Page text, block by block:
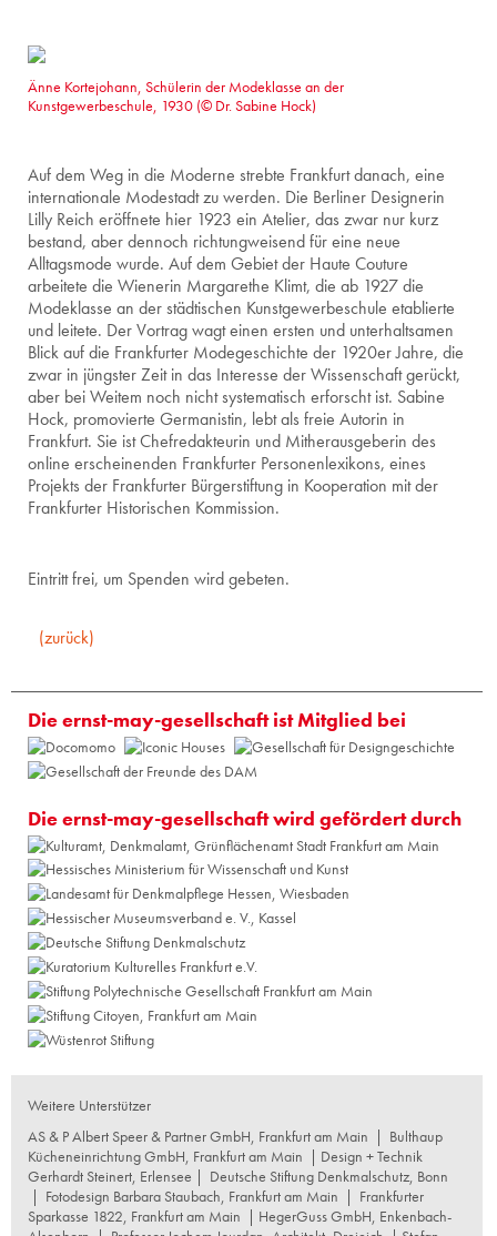
Änne Kortejohann, Schülerin der Modeklasse an der
Kunstgewerbeschule, 1930 (© Dr. Sabine Hock)
Auf dem Weg in die Moderne strebte Frankfurt danach, eine
internationale Modestadt zu werden. Die Berliner Designerin
Lilly Reich eröffnete hier 1923 ein Atelier, das zwar nur kurz
bestand, aber dennoch richtungweisend für eine neue
Alltagsmode wurde. Auf dem Gebiet der Haute Couture
arbeitete die Wienerin Margarethe Klimt, die ab 1927 die
Modeklasse an der städtischen Kunstgewerbeschule etablierte
und leitete. Der Vortrag wagt einen ersten und unterhaltsamen
Blick auf die Frankfurter Modegeschichte der 1920er Jahre, die
zwar in jüngster Zeit in das Interesse der Wissenschaft gerückt,
aber bei Weitem noch nicht systematisch erforscht ist. Sabine
Hock, promovierte Germanistin, lebt als freie Autorin in
Frankfurt. Sie ist Chefredakteurin und Mitherausgeberin des
online erscheinenden Frankfurter Personenlexikons, eines
Projekts der Frankfurter Bürgerstiftung in Kooperation mit der
Frankfurter Historischen Kommission.
Eintritt frei, um Spenden wird gebeten.
(zurück)
Die ernst-may-gesellschaft ist Mitglied bei
Die ernst-may-gesellschaft wird gefördert durch
Weitere Unterstützer
AS & P Albert Speer & Partner GmbH, Frankfurt am Main | Bulthaup
Kücheneinrichtung GmbH, Frankfurt am Main | Design + Technik
Gerhardt Steinert, Erlensee | Deutsche Stiftung Denkmalschutz, Bonn
| Fotodesign Barbara Staubach, Frankfurt am Main | Frankfurter
Sparkasse 1822, Frankfurt am Main | HegerGuss GmbH, Enkenbach-